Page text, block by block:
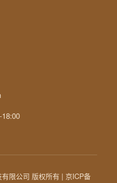
限公司 版权所有 | 京ICP备